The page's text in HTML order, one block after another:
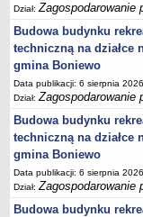
Ewidencja
Zbiorowego
Ścieków
Rejestr Instytucji
Zestawienie
bezodpływowych
AKTUALNOŚCI GMINY
FINANSE GMINY
Majątek gminy
Budżet
Dział:Zagospodarowanie
Budowa budynku
techniczną na działce
gmina Boniewo
Data publikacji: 6 sierpnia 2026
Dział:Zagospodarowanie
Budowa budynku
techniczną na działce
gmina Boniewo
Data publikacji: 6 sierpnia 2026
Dział:Zagospodarowanie
Budowa budynku